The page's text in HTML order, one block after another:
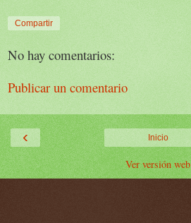
Compartir
No hay comentarios:
Publicar un comentario
‹ Inicio
Ver versión web